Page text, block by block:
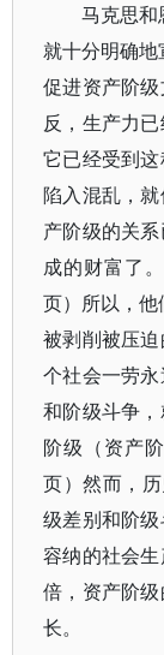
马克思
就十分明确
促进资产阶
反，生产力
它已经受到
陷入混乱，
产阶级的关
成的财富了
页）所以，他
被剥削被压
个社会一劳
和阶级斗争
阶级（资产
页）然而，
级差别和阶
容纳的社会
倍，资产阶
长。